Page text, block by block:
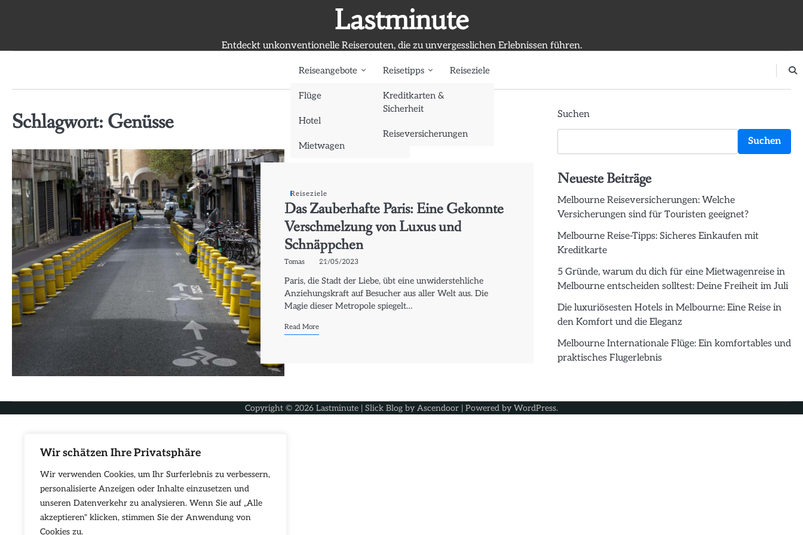
Wir schätzen Ihre Privatsphäre
Wir verwenden Cookies, um Ihr Surferlebnis zu verbessern,
personalisierte Anzeigen oder Inhalte einzusetzen und
unseren Datenverkehr zu analysieren. Wenn Sie auf „Alle
akzeptieren" klicken, stimmen Sie der Anwendung von
Cookies zu.
Lastminute
Entdeckt unkonventionelle Reiserouten, die zu unvergesslichen Erlebnissen führen.
Reiseangebote
Flüge
Hotel
Mietwagen
Reisetipps
Kreditkarten &
Sicherheit
Reiseversicherungen
Reiseziele
Schlagwort: Genüsse
Reiseziele
Das Zauberhafte Paris: Eine Gekonnte
Verschmelzung von Luxus und
Schnäppchen
Tomas 21/05/2023
Paris, die Stadt der Liebe, übt eine unwiderstehliche
Anziehungskraft auf Besucher aus aller Welt aus. Die
Magie dieser Metropole spiegelt…
Read More
Suchen
Suchen
Neueste Beiträge
Melbourne Reiseversicherungen: Welche
Versicherungen sind für Touristen geeignet?
Melbourne Reise-Tipps: Sicheres Einkaufen mit
Kreditkarte
5 Gründe, warum du dich für eine Mietwagenreise in
Melbourne entscheiden solltest: Deine Freiheit im Juli
Die luxuriösesten Hotels in Melbourne: Eine Reise in
den Komfort und die Eleganz
Melbourne Internationale Flüge: Ein komfortables und
praktisches Flugerlebnis
Copyright © 2026 Lastminute | Slick Blog by Ascendoor | Powered by WordPress.